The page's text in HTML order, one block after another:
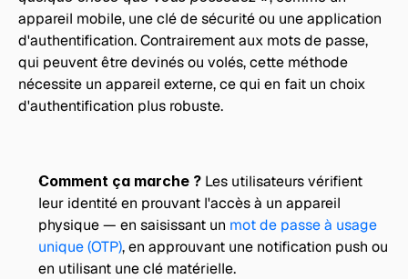
appareil mobile, une clé de sécurité ou une application
d'authentification. Contrairement aux mots de passe,
qui peuvent être devinés ou volés, cette méthode
nécessite un appareil externe, ce qui en fait un choix
d'authentification plus robuste.
Comment ça marche ? Les utilisateurs vérifient
leur identité en prouvant l'accès à un appareil
physique — en saisissant un mot de passe à usage
unique (OTP), en approuvant une notification push ou
en utilisant une clé matérielle.